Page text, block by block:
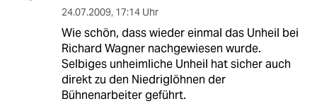
24.07.2009, 17:14 Uhr
Wie schön, dass wieder einmal das Unheil bei
Richard Wagner nachgewiesen wurde.
Selbiges unheimliche Unheil hat sicher auch
direkt zu den Niedriglöhnen der
Bühnenarbeiter geführt.